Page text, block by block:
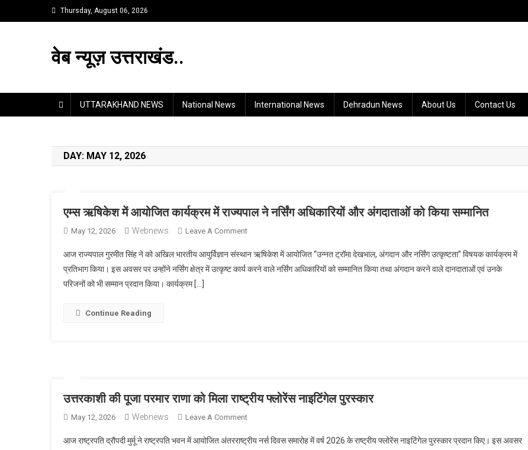
to
Thursday, August 06, 2026
वेब न्यूज़ उत्तराखंड..
UTTARAKHAND NEWS National News International News Dehradun News About Us Contact Us
DAY: MAY 12, 2026
एम्स ऋषिकेश में आयोजित कार्यक्रम में राज्यपाल ने नर्सिंग अधिकारियों और अंगदाताओं को किया सम्मानित
May 12, 2026 Webnews Leave A CommentOn
ऋषिकेश
में
अंगदाताओं
को
किया
सम्मानित
आज राज्यपाल गुरमीत सिंह ने को अखिल भारतीय आयुर्विज्ञान संस्थान ऋषिकेश में आयोजित “उन्नत ट्रॉमा देखभाल, अंगदान और नर्सिंग उत्कृष्टता” विषयक कार्यक्रम में
प्रतिभाग किया। इस अवसर पर उन्होंने नर्सिंग क्षेत्र में उत्कृष्ट कार्य करने वाले नर्सिंग अधिकारियों को सम्मानित किया तथा अंगदान करने वाले दानदाताओं एवं उनके
परिजनों को भी सम्मान प्रदान किया। कार्यक्रम […]
Continue Reading
उत्तरकाशी की पूजा परमार राणा को मिला राष्ट्रीय फ्लोरेंस नाइटिंगेल पुरस्कार
May 12, 2026 Webnews Leave A CommentOn
की
आज राष्ट्रपति द्रौपदी मुर्मू ने राष्ट्रपति भवन में आयोजित अंतरराष्ट्रीय नर्स दिवस समारोह में वर्ष 2026 के राष्ट्रीय फ्लोरेंस नाइटिंगेल पुरस्कार प्रदान किए। इस अवसर